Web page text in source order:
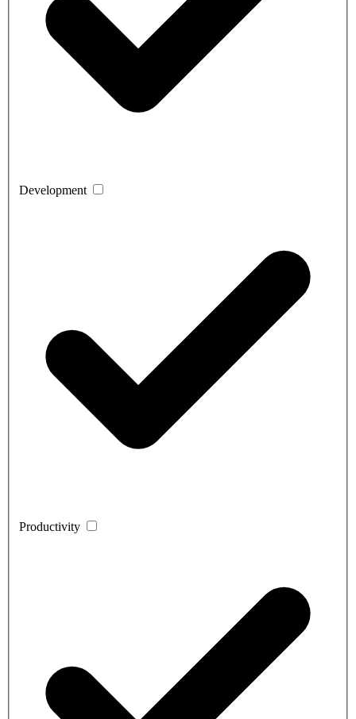
Development
Productivity